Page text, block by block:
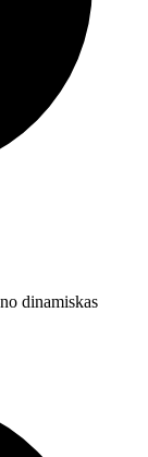
dinamiskas